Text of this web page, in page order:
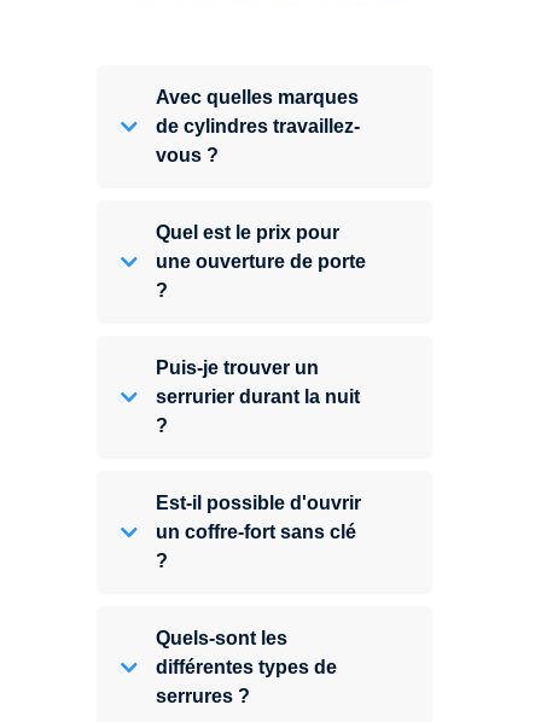
Avec quelles marques
de cylindres travaillez-
vous ?
Quel est le prix pour
une ouverture de porte
?
Puis-je trouver un
serrurier durant la nuit
?
Est-il possible d'ouvrir
un coffre-fort sans clé
?
Quels-sont les
différentes types de
serrures ?